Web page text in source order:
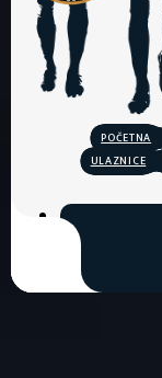
POČETNA
ULAZNICE